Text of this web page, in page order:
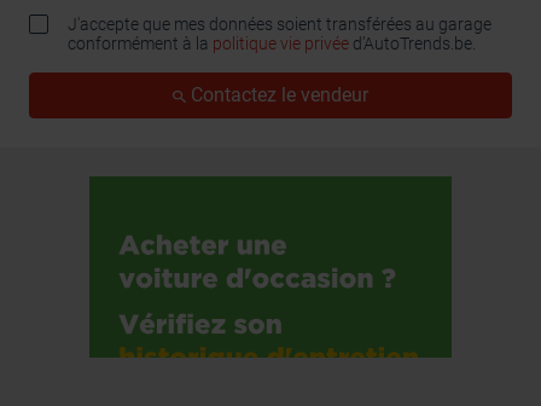
J'accepte que mes données soient transférées au garage
conformément à la politique vie privée d’AutoTrends.be.
Contactez le vendeur